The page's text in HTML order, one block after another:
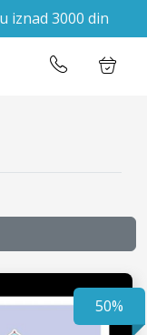
iznad 3000 din
50%